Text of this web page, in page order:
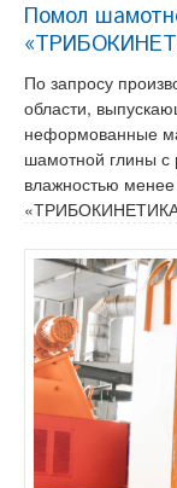
Помол
По запросу
области,
неформованные
шамотной глины
влажностью